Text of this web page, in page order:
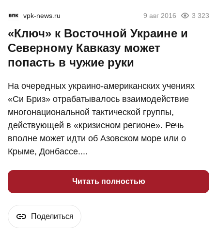
vpk-news.ru 9 авг 2016 3 323
«Ключ» к Восточной Украине и
Северному Кавказу может
попасть в чужие руки
На очередных украино-американских учениях
«Си Бриз» отрабатывалось взаимодействие
многонациональной тактической группы,
действующей в «кризисном регионе». Речь
вполне может идти об Азовском море или о
Крыме, Донбассе....
Читать полностью
Поделиться